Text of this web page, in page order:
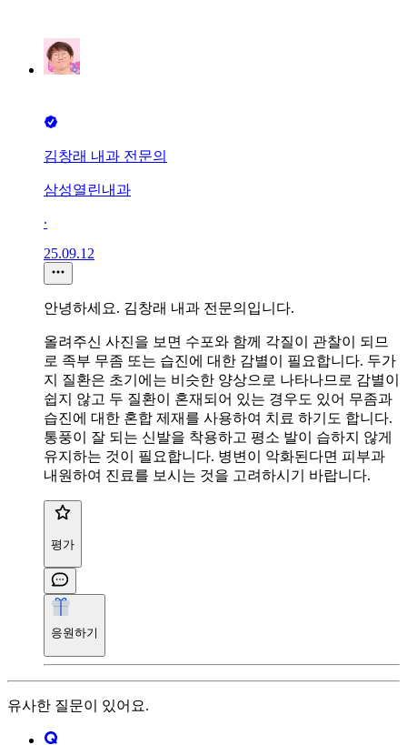
김창래 내과 전문의
삼성열린내과
∙
25.09.12
안녕하세요. 김창래 내과 전문의입니다.
올려주신 사진을 보면 수포와 함께 각질이 관찰이 되므
로 족부 무좀 또는 습진에 대한 감별이 필요합니다. 두가
지 질환은 초기에는 비슷한 양상으로 나타나므로 감별이
쉽지 않고 두 질환이 혼재되어 있는 경우도 있어 무좀과
습진에 대한 혼합 제재를 사용하여 치료 하기도 합니다.
통풍이 잘 되는 신발을 착용하고 평소 발이 습하지 않게
유지하는 것이 필요합니다. 병변이 악화된다면 피부과
내원하여 진료를 보시는 것을 고려하시기 바랍니다.
평가
응원하기
유사한 질문이 있어요.